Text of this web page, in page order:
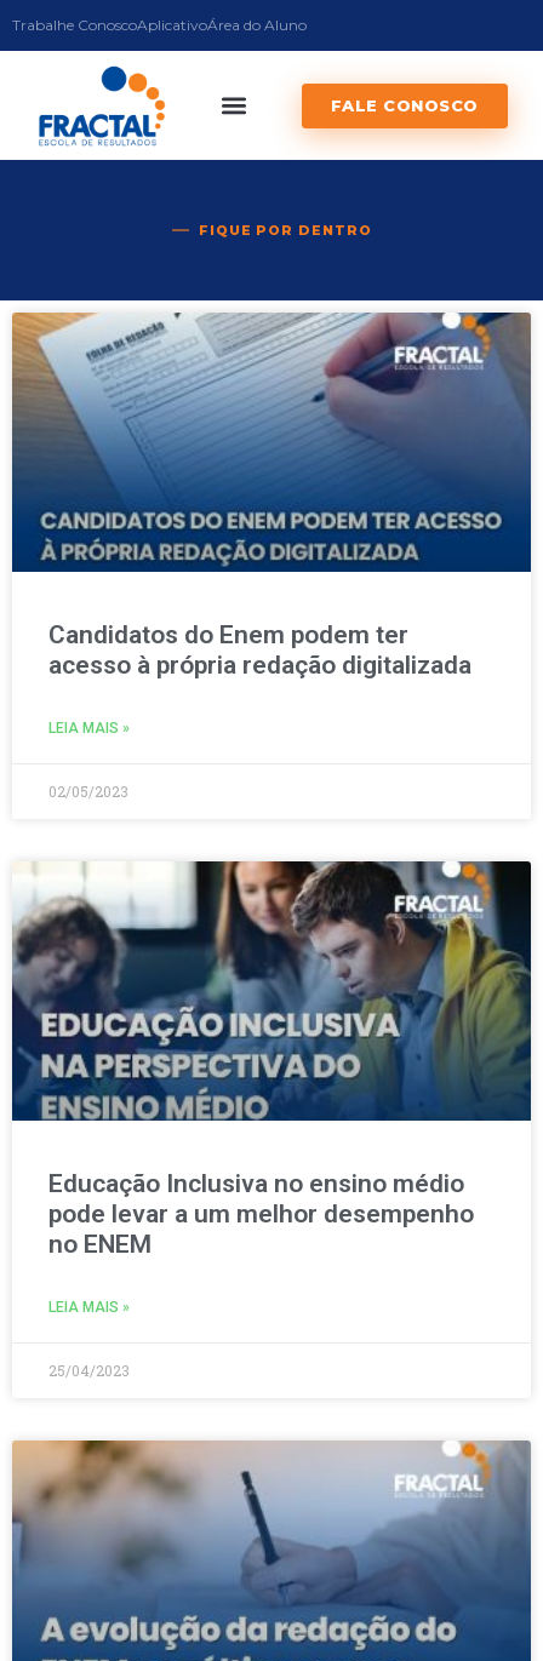
Trabalhe ConoscoAplicativoÁrea do Aluno
FALE CONOSCO
FIQUE POR DENTRO
Candidatos do Enem podem ter
acesso à própria redação digitalizada
LEIA MAIS »
02/05/2023
Educação Inclusiva no ensino médio
pode levar a um melhor desempenho
no ENEM
LEIA MAIS »
25/04/2023